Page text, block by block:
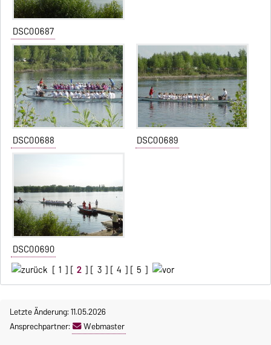
DSC00687
DSC00688 DSC00689
DSC00690
[ 1 ] [ 2 ] [ 3 ] [ 4 ] [ 5 ]
Letzte Änderung: 11.05.2026
Ansprechpartner:
Webmaster